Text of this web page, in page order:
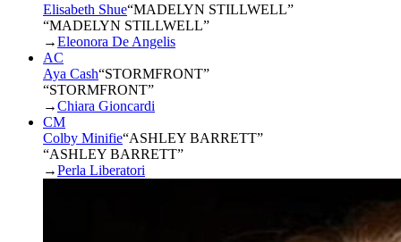
Elisabeth Shue“MADELYN STILLWELL”
“MADELYN STILLWELL”
→Eleonora De Angelis
AC
Aya Cash“STORMFRONT”
“STORMFRONT”
→Chiara Gioncardi
CM
Colby Minifie“ASHLEY BARRETT”
“ASHLEY BARRETT”
→Perla Liberatori